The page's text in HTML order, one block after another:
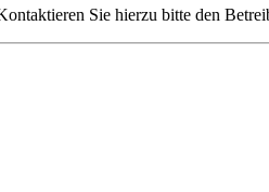
Sie hierzu bitte den